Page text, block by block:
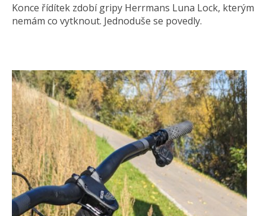
Konce řídítek zdobí gripy Herrmans Luna Lock, kterým
nemám co vytknout. Jednoduše se povedly.